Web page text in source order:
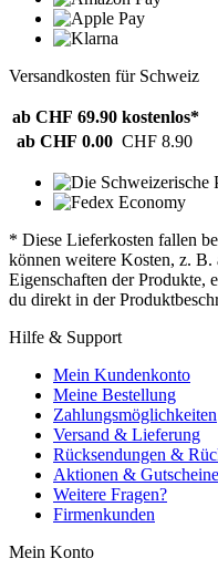
Versandkosten für Schweiz
ab CHF 69.90 kostenlos*
ab CHF 0.00 CHF 8.90
* Diese Lieferkosten fallen
können weitere Kosten, z.
Eigenschaften der Produkte,
du direkt in der
Hilfe & Support
Mein Kundenkonto
Meine Bestellung
Zahlungsmöglichkeiten
Versand & Lieferung
Rücksendungen &
Aktionen & Gutscheine
Weitere Fragen?
Firmenkunden
Mein Konto